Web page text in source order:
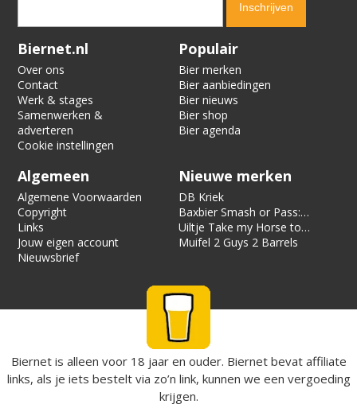
Verification code:
Biernet.nl
Over ons
Contact
Werk & stages
Samenwerken &
adverteren
Cookie instellingen
Populair
Bier merken
Bier aanbiedingen
Bier nieuws
Bier shop
Bier agenda
Algemeen
Algemene Voorwaarden
Copyright
Links
Jouw eigen account
Nieuwsbrief
Nieuwe merken
DB Kriek
Baxbier Smash or Pass:
Strata
Uiltje Take my Horse to
the Hotel Room
Muifel 2 Guys 2 Barrels
Biernet is alleen voor 18 jaar en ouder. Biernet bevat affiliate
links, als je iets bestelt via zo’n link, kunnen we een vergoeding
krijgen.